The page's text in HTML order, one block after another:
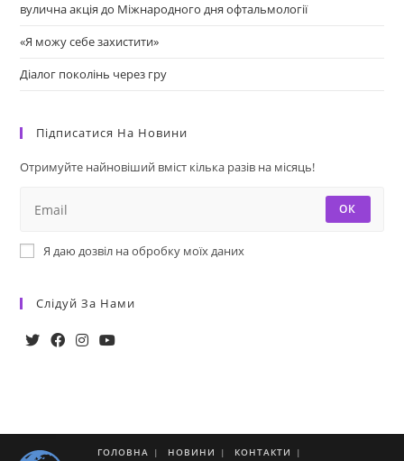
вулична акція до Міжнародного дня офтальмології
«Я можу себе захистити»
Діалог поколінь через гру
Підписатися На Новини
Отримуйте найновіший вміст кілька разів на місяць!
ОК
Я даю дозвіл на обробку моїх даних
Слідуй За Нами
ГОЛОВНА НОВИНИ КОНТАКТИ